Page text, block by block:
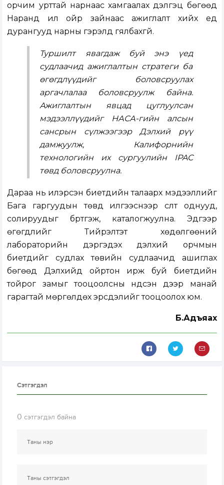
орчим урттай нарнаас хамгаалах дэлгэц бөгөөд
Наранд илүү ойр зайнаас ажиглалт хийх үед
дурангууд нарны гэрэлд гялбахгүй.
Туршилт явагдаж буй энэ үед
судлаачид ажиглалтын стратеги ба
өгөгдлүүдийг боловсруулах
аргачлалаа боловсруулж байна.
Ажиглалтын явцад цуглуулсан
мэдээллүүдийг НАСА-гийн алсын
сансрын сүлжээгээр Дэлхий рүү
дамжуулж, Калифорнийн
технологийн их сургуулийн IPAC
төвд боловсруулна.
Дараа нь илэрсэн биетүүдийн талаарх мэдээллийг
Бага гаргуудын төвд илгээснээр сүүлт однууд,
солируудыг бүртгэж, каталогжуулна. Эдгээр
өгөгдлийг Тийрэлтэт хөдөлгөөний
лабораторийн дэргэдэх дэлхий орчмын
биетүүдийг судлах төвийн судлаачид ашиглах
бөгөөд Дэлхийд ойртон ирж буй биетүүдийн
тойрог замыг тооцоолсны үндсэн дээр манай
гарагтай мөргөлдөх эрсдэлийг тооцоолох юм.
Б.Адъяахүү
Сэтгэгдэл
0 сэтгэгдэл байна